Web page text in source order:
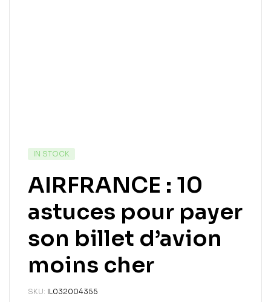
IN STOCK
AIRFRANCE : 10
astuces pour payer
son billet d’avion
moins cher
SKU: IL032004355